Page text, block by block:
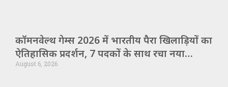
कॉमनवेल्थ गेम्स 2026 में भारतीय पैरा खिलाड़ियों का
ऐतिहासिक प्रदर्शन, 7 पदकों के साथ रचा नया
कीर्तिमान
August 6, 2026